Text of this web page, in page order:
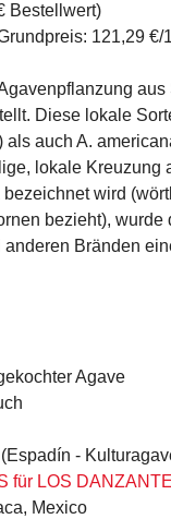
Bestellwert)
121,29 €/
Diese lokale
auch A.
lokale Kreuzung
wird
bezieht), wurde
Bränden
Agave
-
für LOS
Mexico